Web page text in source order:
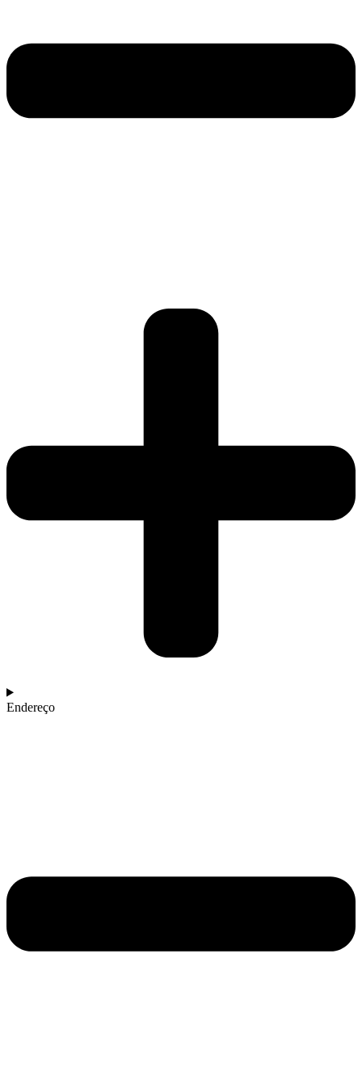
Endereço